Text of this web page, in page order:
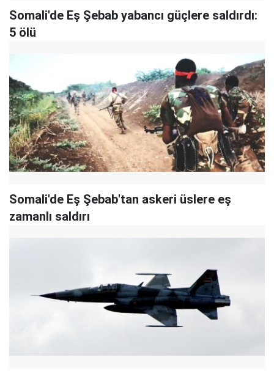
Somali'de Eş Şebab yabancı güçlere saldırdı:
5 ölü
Somali'de Eş Şebab'tan askeri üslere eş
zamanlı saldırı